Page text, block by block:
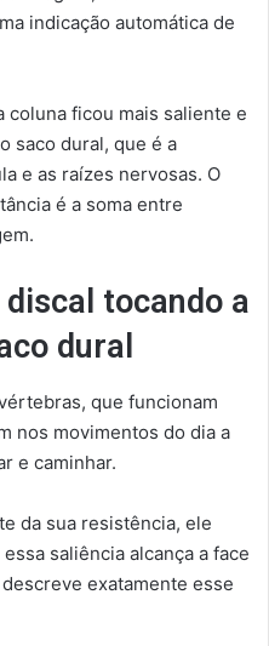
indicação automática de
coluna ficou mais saliente e
saco dural, que é a
e as raízes nervosas. O
é a soma entre
tocando a
dural
que funcionam
nos movimentos do dia a
e caminhar.
da sua resistência, ele
saliência alcança a face
exatamente esse